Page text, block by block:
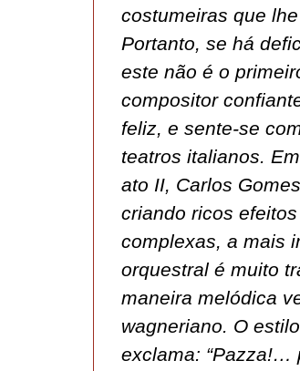
costumeiras que
Portanto, se há
este não é o
compositor
feliz, e sente-se
teatros italianos.
ato II, Carlos
criando ricos
complexas, a mais
orquestral é muito
maneira melódica
wagneriano. O
exclama: